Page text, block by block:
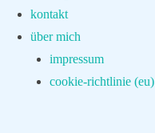
kontakt
über mich
impressum
cookie-richtlinie (eu)